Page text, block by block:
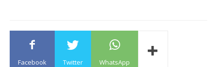
Facebook Twitter WhatsApp